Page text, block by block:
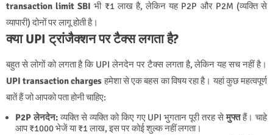
transaction limit SBI भी ₹1 लाख है, लेकिन यह P2P और P2M (व्यक्ति से
व्यापारी) दोनों पर लागू होती है।
क्या UPI ट्रांजैक्शन पर टैक्स लगता है?
बहुत से लोगों को लगता है कि UPI लेनदेन पर टैक्स लगता है, लेकिन यह सच नहीं है।
UPI transaction chargesहमेशा से एक बहस का विषय रहा है। यहां कुछ महत्वपूर्ण
बातें हैं जो आपको पता होनी चाहिए:
P2P लेनदेन:व्यक्ति से व्यक्ति को किए गए UPI भुगतान पूरी तरह सेमुफ्तहैं। चाहे
आप ₹1000 भेजें या ₹1 लाख, इस पर कोई शुल्क नहीं लगता।